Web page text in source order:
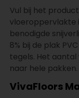
Vul bij het
vloeroppervlakte
benodigde
8% bij de plak
tegels. Het
naar hele pakken.
VivaFloors